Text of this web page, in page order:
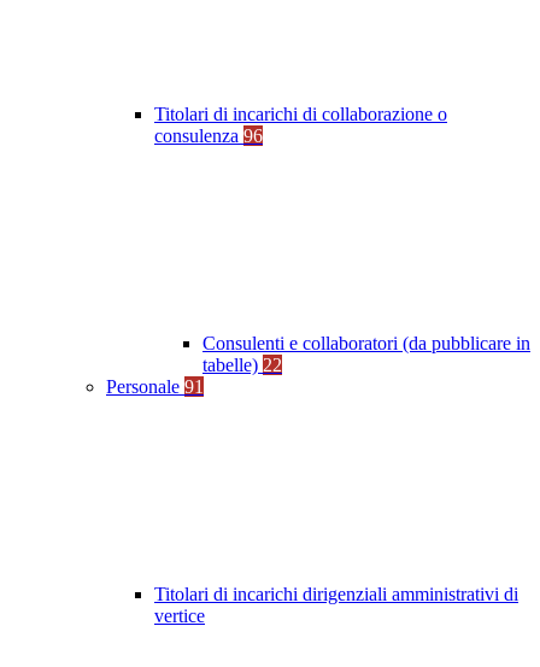
Titolari di incarichi di collaborazione o
consulenza 96
Consulenti e collaboratori (da pubblicare in
tabelle) 22
Personale 91
Titolari di incarichi dirigenziali amministrativi di
vertice